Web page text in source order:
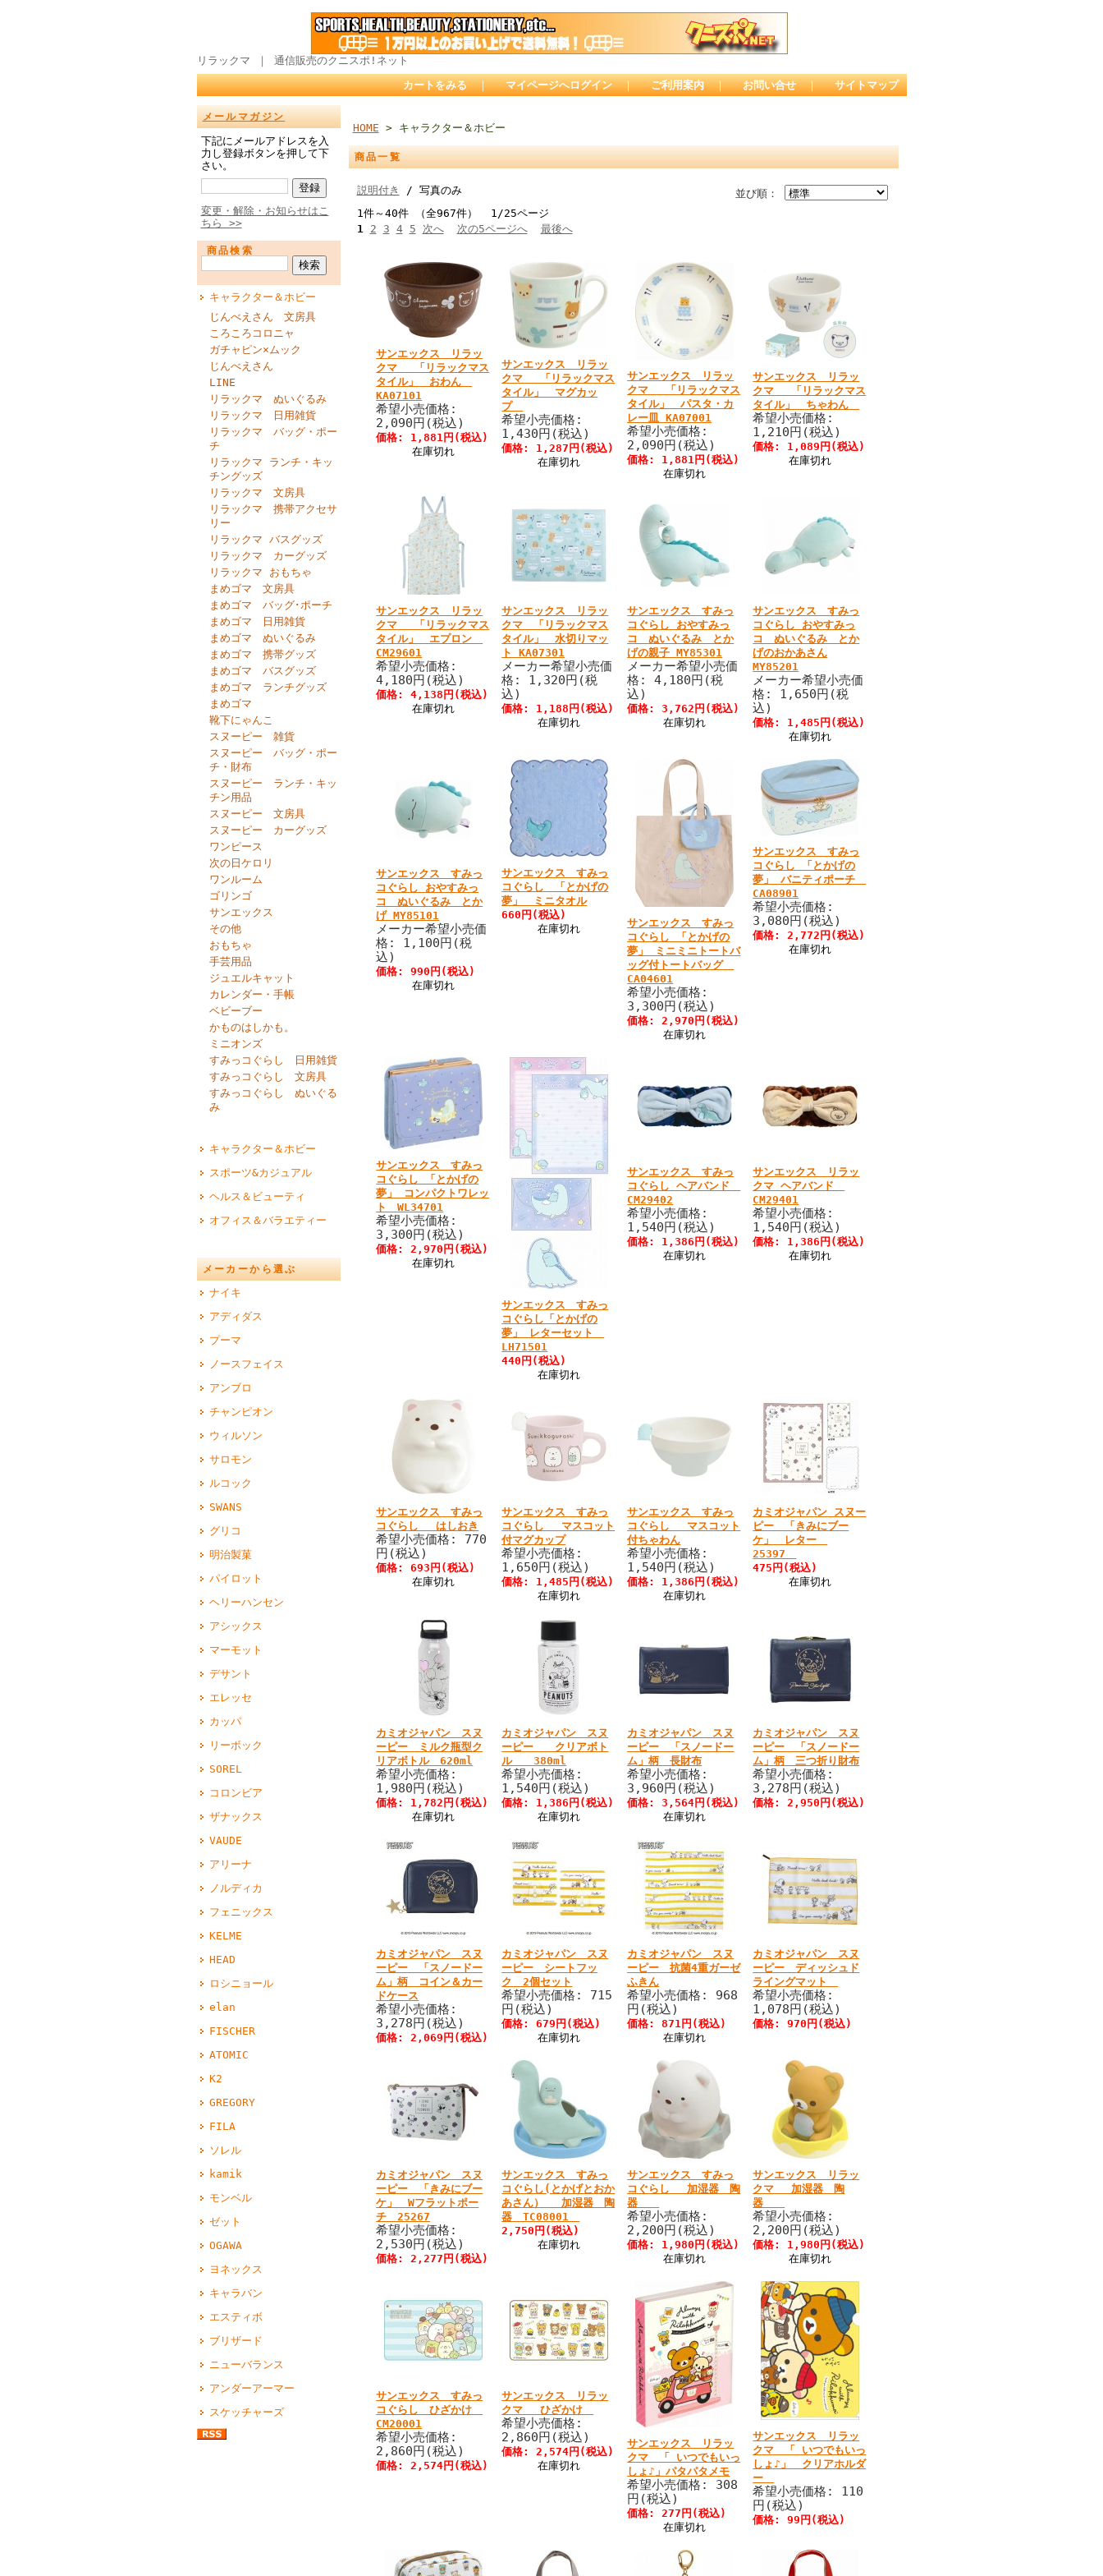
リラックマ ｜ 通信販売のクニスポ!ネット
カートをみる ｜ マイページへログイン ｜ ご利用案内 ｜ お問い合せ ｜ サイトマップ
メールマガジン
下記にメールアドレスを入
力し登録ボタンを押して下
さい。
変更・解除・お知らせはこ
ちら >>
商品検索
キャラクター＆ホビー
じんべえさん 文房具
ころころコロニャ
ガチャピン×ムック
じんべえさん
LINE
リラックマ ぬいぐるみ
リラックマ 日用雑貨
リラックマ バッグ・ポー
チ
リラックマ ランチ・キッ
チングッズ
リラックマ 文房具
リラックマ 携帯アクセサ
リー
リラックマ バスグッズ
リラックマ カーグッズ
リラックマ おもちゃ
まめゴマ 文房具
まめゴマ バッグ･ポーチ
まめゴマ 日用雑貨
まめゴマ ぬいぐるみ
まめゴマ 携帯グッズ
まめゴマ バスグッズ
まめゴマ ランチグッズ
まめゴマ
靴下にゃんこ
スヌーピー 雑貨
スヌーピー バッグ・ポー
チ・財布
スヌーピー ランチ・キッ
チン用品
スヌーピー 文房具
スヌーピー カーグッズ
ワンピース
次の日ケロリ
ワンルーム
ゴリンゴ
サンエックス
その他
おもちゃ
手芸用品
ジュエルキャット
カレンダー・手帳
ベビーブー
かものはしかも。
ミニオンズ
すみっコぐらし 日用雑貨
すみっコぐらし 文房具
すみっコぐらし ぬいぐる
み
キャラクター＆ホビー
スポーツ&カジュアル
ヘルス＆ビューティ
オフィス＆バラエティー
メーカーから選ぶ
ナイキ
アディダス
プーマ
ノースフェイス
アンブロ
チャンピオン
ウィルソン
サロモン
ルコック
SWANS
グリコ
明治製菓
パイロット
ヘリーハンセン
アシックス
マーモット
デサント
エレッセ
カッパ
リーボック
SOREL
コロンビア
ザナックス
VAUDE
アリーナ
ノルディカ
フェニックス
KELME
HEAD
ロシニョール
elan
FISCHER
ATOMIC
K2
GREGORY
FILA
ソレル
kamik
モンベル
ゼット
OGAWA
ヨネックス
キャラバン
エスティボ
ブリザード
ニューバランス
アンダーアーマー
スケッチャーズ
HOME > キャラクター＆ホビー
商品一覧
並び順：
説明付き
/ 写真のみ
1件～40件 （全967件） 1/25ページ
1
2 3 4 5 次へ 次の5ページへ 最後へ
サンエックス リラッ
クマ 「リラックマス
タイル」 おわん
KA07101
希望小売価格:
2,090円(税込)
価格: 1,881円(税込)
在庫切れ
サンエックス リラッ
クマ 「リラックマス
タイル」 マグカッ
プ
希望小売価格:
1,430円(税込)
価格: 1,287円(税込)
在庫切れ
サンエックス リラッ
クマ 「リラックマス
タイル」 パスタ・カ
レー皿 KA07001
希望小売価格:
2,090円(税込)
価格: 1,881円(税込)
在庫切れ
サンエックス リラッ
クマ 「リラックマス
タイル」 ちゃわん
希望小売価格:
1,210円(税込)
価格: 1,089円(税込)
在庫切れ
サンエックス リラッ
クマ 「リラックマス
タイル」 エプロン
CM29601
希望小売価格:
4,180円(税込)
価格: 4,138円(税込)
在庫切れ
サンエックス リラッ
クマ 「リラックマス
タイル」 水切りマッ
ト KA07301
メーカー希望小売価
格: 1,320円(税
込)
価格: 1,188円(税込)
在庫切れ
サンエックス すみっ
コぐらし おやすみっ
コ ぬいぐるみ とか
げの親子 MY85301
メーカー希望小売価
格: 4,180円(税
込)
価格: 3,762円(税込)
在庫切れ
サンエックス すみっ
コぐらし おやすみっ
コ ぬいぐるみ とか
げのおかあさん
MY85201
メーカー希望小売価
格: 1,650円(税
込)
価格: 1,485円(税込)
在庫切れ
サンエックス すみっ
コぐらし おやすみっ
コ ぬいぐるみ とか
げ MY85101
メーカー希望小売価
格: 1,100円(税
込)
価格: 990円(税込)
在庫切れ
サンエックス すみっ
コぐらし 「とかげの
夢」 ミニタオル
660円(税込)
在庫切れ
サンエックス すみっ
コぐらし 「とかげの
夢」 ミニミニトートバ
ッグ付トートバッグ
CA04601
希望小売価格:
3,300円(税込)
価格: 2,970円(税込)
在庫切れ
サンエックス すみっ
コぐらし 「とかげの
夢」 バニティポーチ
CA08901
希望小売価格:
3,080円(税込)
価格: 2,772円(税込)
在庫切れ
サンエックス すみっ
コぐらし 「とかげの
夢」 コンパクトワレッ
ト WL34701
希望小売価格:
3,300円(税込)
価格: 2,970円(税込)
在庫切れ
サンエックス すみっ
コぐらし「とかげの
夢」 レターセット
LH71501
440円(税込)
在庫切れ
サンエックス すみっ
コぐらし ヘアバンド
CM29402
希望小売価格:
1,540円(税込)
価格: 1,386円(税込)
在庫切れ
サンエックス リラッ
クマ ヘアバンド
CM29401
希望小売価格:
1,540円(税込)
価格: 1,386円(税込)
在庫切れ
サンエックス すみっ
コぐらし はしおき
希望小売価格: 770
円(税込)
価格: 693円(税込)
在庫切れ
サンエックス すみっ
コぐらし マスコット
付マグカップ
希望小売価格:
1,650円(税込)
価格: 1,485円(税込)
在庫切れ
サンエックス すみっ
コぐらし マスコット
付ちゃわん
希望小売価格:
1,540円(税込)
価格: 1,386円(税込)
在庫切れ
カミオジャパン スヌー
ピー 「きみにブー
ケ」 レター
25397
475円(税込)
在庫切れ
カミオジャパン スヌ
ーピー ミルク瓶型ク
リアボトル 620ml
希望小売価格:
1,980円(税込)
価格: 1,782円(税込)
在庫切れ
カミオジャパン スヌ
ーピー クリアボト
ル 380ml
希望小売価格:
1,540円(税込)
価格: 1,386円(税込)
在庫切れ
カミオジャパン スヌ
ーピー 「スノードー
ム」柄 長財布
希望小売価格:
3,960円(税込)
価格: 3,564円(税込)
在庫切れ
カミオジャパン スヌ
ーピー 「スノードー
ム」柄 三つ折り財布
希望小売価格:
3,278円(税込)
価格: 2,950円(税込)
カミオジャパン スヌ
ーピー 「スノードー
ム」柄 コイン＆カー
ドケース
希望小売価格:
3,278円(税込)
価格: 2,069円(税込)
カミオジャパン スヌ
ーピー シートフッ
ク 2個セット
希望小売価格: 715
円(税込)
価格: 679円(税込)
在庫切れ
カミオジャパン スヌ
ーピー 抗菌4重ガーゼ
ふきん
希望小売価格: 968
円(税込)
価格: 871円(税込)
在庫切れ
カミオジャパン スヌ
ーピー ディッシュド
ライングマット
希望小売価格:
1,078円(税込)
価格: 970円(税込)
カミオジャパン スヌ
ーピー 「きみにブー
ケ」 Wフラットポー
チ 25267
希望小売価格:
2,530円(税込)
価格: 2,277円(税込)
サンエックス すみっ
コぐらし(とかげとおか
あさん） 加湿器 陶
器 TC08001
2,750円(税込)
在庫切れ
サンエックス すみっ
コぐらし 加湿器 陶
器
希望小売価格:
2,200円(税込)
価格: 1,980円(税込)
在庫切れ
サンエックス リラッ
クマ 加湿器 陶
器
希望小売価格:
2,200円(税込)
価格: 1,980円(税込)
在庫切れ
サンエックス すみっ
コぐらし ひざかけ
CM20001
希望小売価格:
2,860円(税込)
価格: 2,574円(税込)
サンエックス リラッ
クマ ひざかけ
希望小売価格:
2,860円(税込)
価格: 2,574円(税込)
在庫切れ
サンエックス リラッ
クマ 「 いつでもいっ
しょ♪」パタパタメモ
希望小売価格: 308
円(税込)
価格: 277円(税込)
在庫切れ
サンエックス リラッ
クマ 「 いつでもいっ
しょ♪」 クリアホルダ
ー
希望小売価格: 110
円(税込)
価格: 99円(税込)